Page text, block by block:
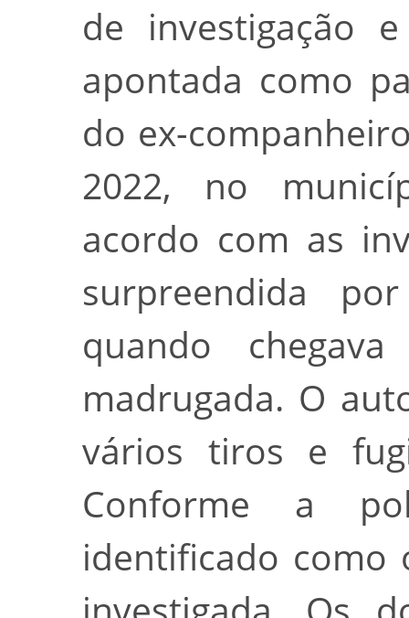
de investigação
apontada como
do ex-
2022, no
acordo com as
surpreendida
quando
madrugada. O
vários tiros e
Conforme a
identificado como